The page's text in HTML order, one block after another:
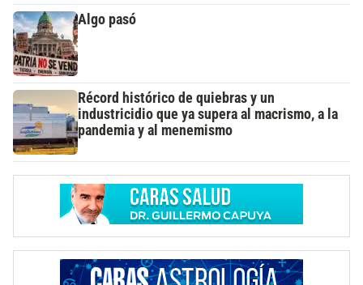
Algo pasó
Récord histórico de quiebras y un
industricidio que ya supera al macrismo, a la
pandemia y al menemismo